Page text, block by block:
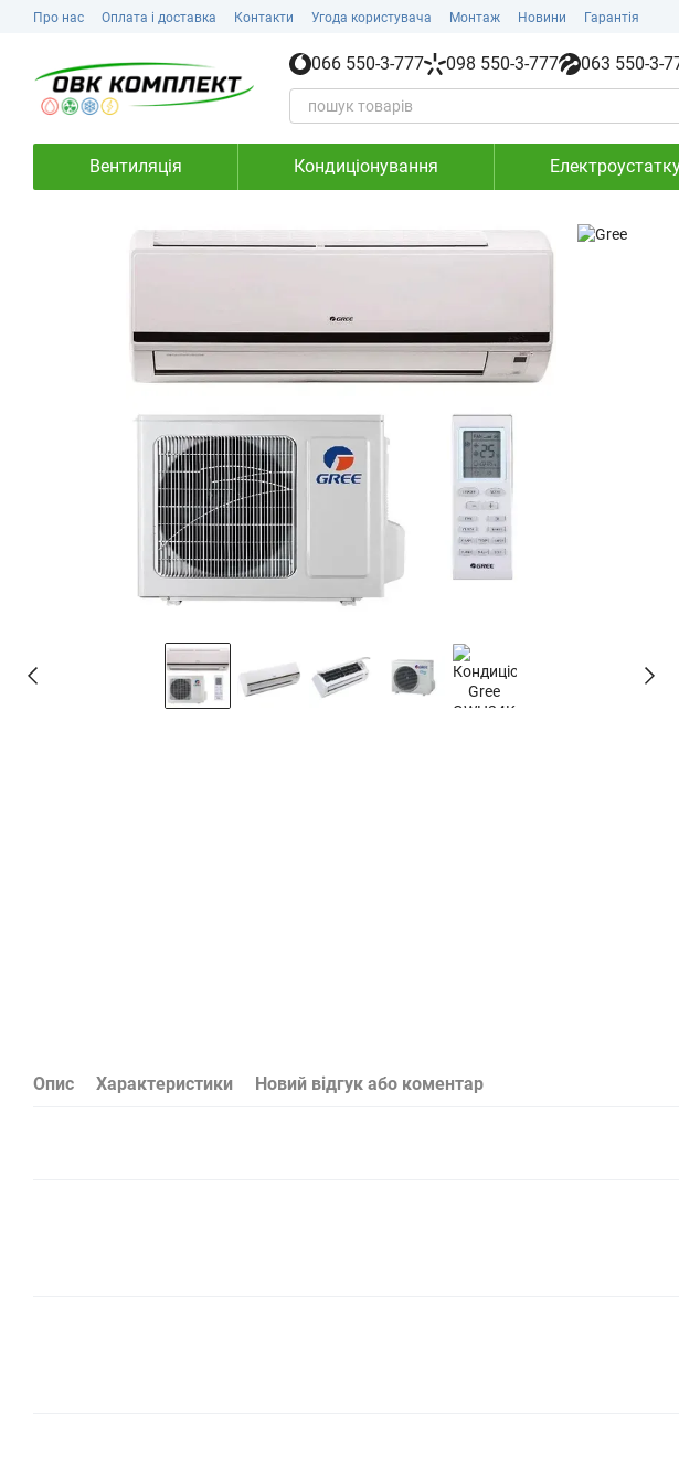
Перейти до основного контенту
Про нас Оплата і доставка Контакти Угода користувача Монтаж Новини Гарантія
066 550-3-777 098 550-3-777 063 550-3-
Вентиляція Кондиціонування
Опис Характеристики Новий відгук або коментар